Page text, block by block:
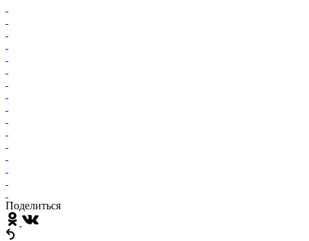
Поделиться